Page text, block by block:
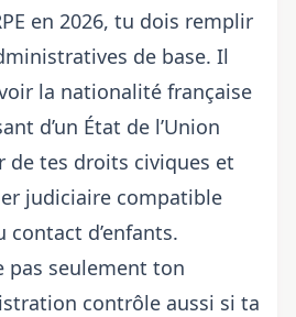
en 2026, tu dois remplir
de base. Il
la nationalité française
d’un État de l’Union
de tes droits civiques et
judiciaire compatible
contact d’enfants.
pas seulement ton
contrôle aussi si ta